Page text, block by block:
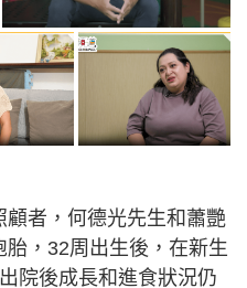
者，何德光先生和蕭艷
，32周出生後，在新生
院後成長和進食狀況仍